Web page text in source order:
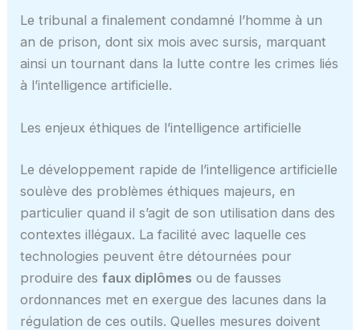
Le tribunal a finalement condamné l’homme à un
an de prison, dont six mois avec sursis, marquant
ainsi un tournant dans la lutte contre les crimes liés
à l’intelligence artificielle.
Les enjeux éthiques de l’intelligence artificielle
Le développement rapide de l’intelligence artificielle
soulève des problèmes éthiques majeurs, en
particulier quand il s’agit de son utilisation dans des
contextes illégaux. La facilité avec laquelle ces
technologies peuvent être détournées pour
produire desfaux diplômes ou de fausses
ordonnances met en exergue des lacunes dans la
régulation de ces outils. Quelles mesures doivent